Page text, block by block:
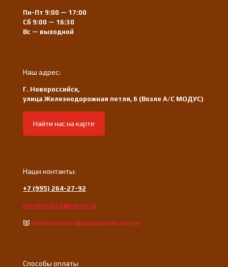
Пн-Пт 9:00 — 17:00
Сб 9:00 — 16:30
Вс — выходной
Наш адрес:
Г. Новороссийск,
улица Железнодорожная петля, 6 (Возле А/С МОДУС)
Найти нас на карте
Наши контакты:
+7 (995) 264-27-92
mirdverei23@inbox.ru
Политика конфиденциальности
Способы оплаты